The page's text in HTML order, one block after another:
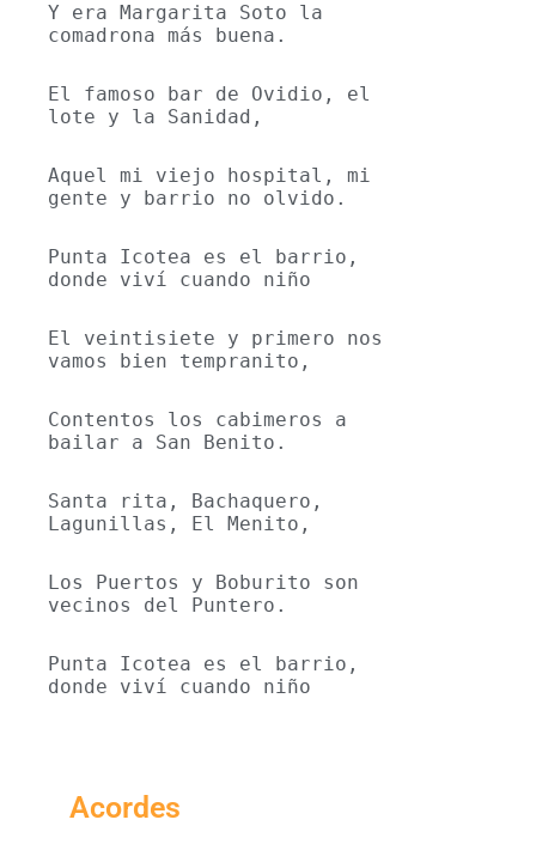
Y era Margarita Soto la
comadrona más buena.
El famoso bar de Ovidio, el
lote y la Sanidad,
Aquel mi viejo hospital, mi
gente y barrio no olvido.
Punta Icotea es el barrio,
donde viví cuando niño
El veintisiete y primero nos
vamos bien tempranito,
Contentos los cabimeros a
bailar a San Benito.
Santa rita, Bachaquero,
Lagunillas, El Menito,
Los Puertos y Boburito son
vecinos del Puntero.
Punta Icotea es el barrio,
donde viví cuando niño
Acordes